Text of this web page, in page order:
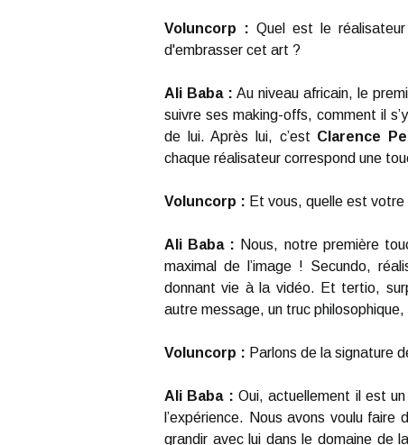
Voluncorp : Quel est le
d'embrasser cet art ?
Ali Baba : Au niveau africain, le
suivre ses making-offs, comment il
de lui. Après lui, c’est Clarence
chaque réalisateur correspond une
Voluncorp : Et vous, quelle est votre
Ali Baba : Nous, notre première
maximal de l’image ! Secundo,
donnant vie à la vidéo. Et tertio,
autre message, un truc
Voluncorp : Parlons de la signature
Ali Baba : Oui, actuellement il est
l’expérience. Nous avons voulu
grandir avec lui dans le domaine de